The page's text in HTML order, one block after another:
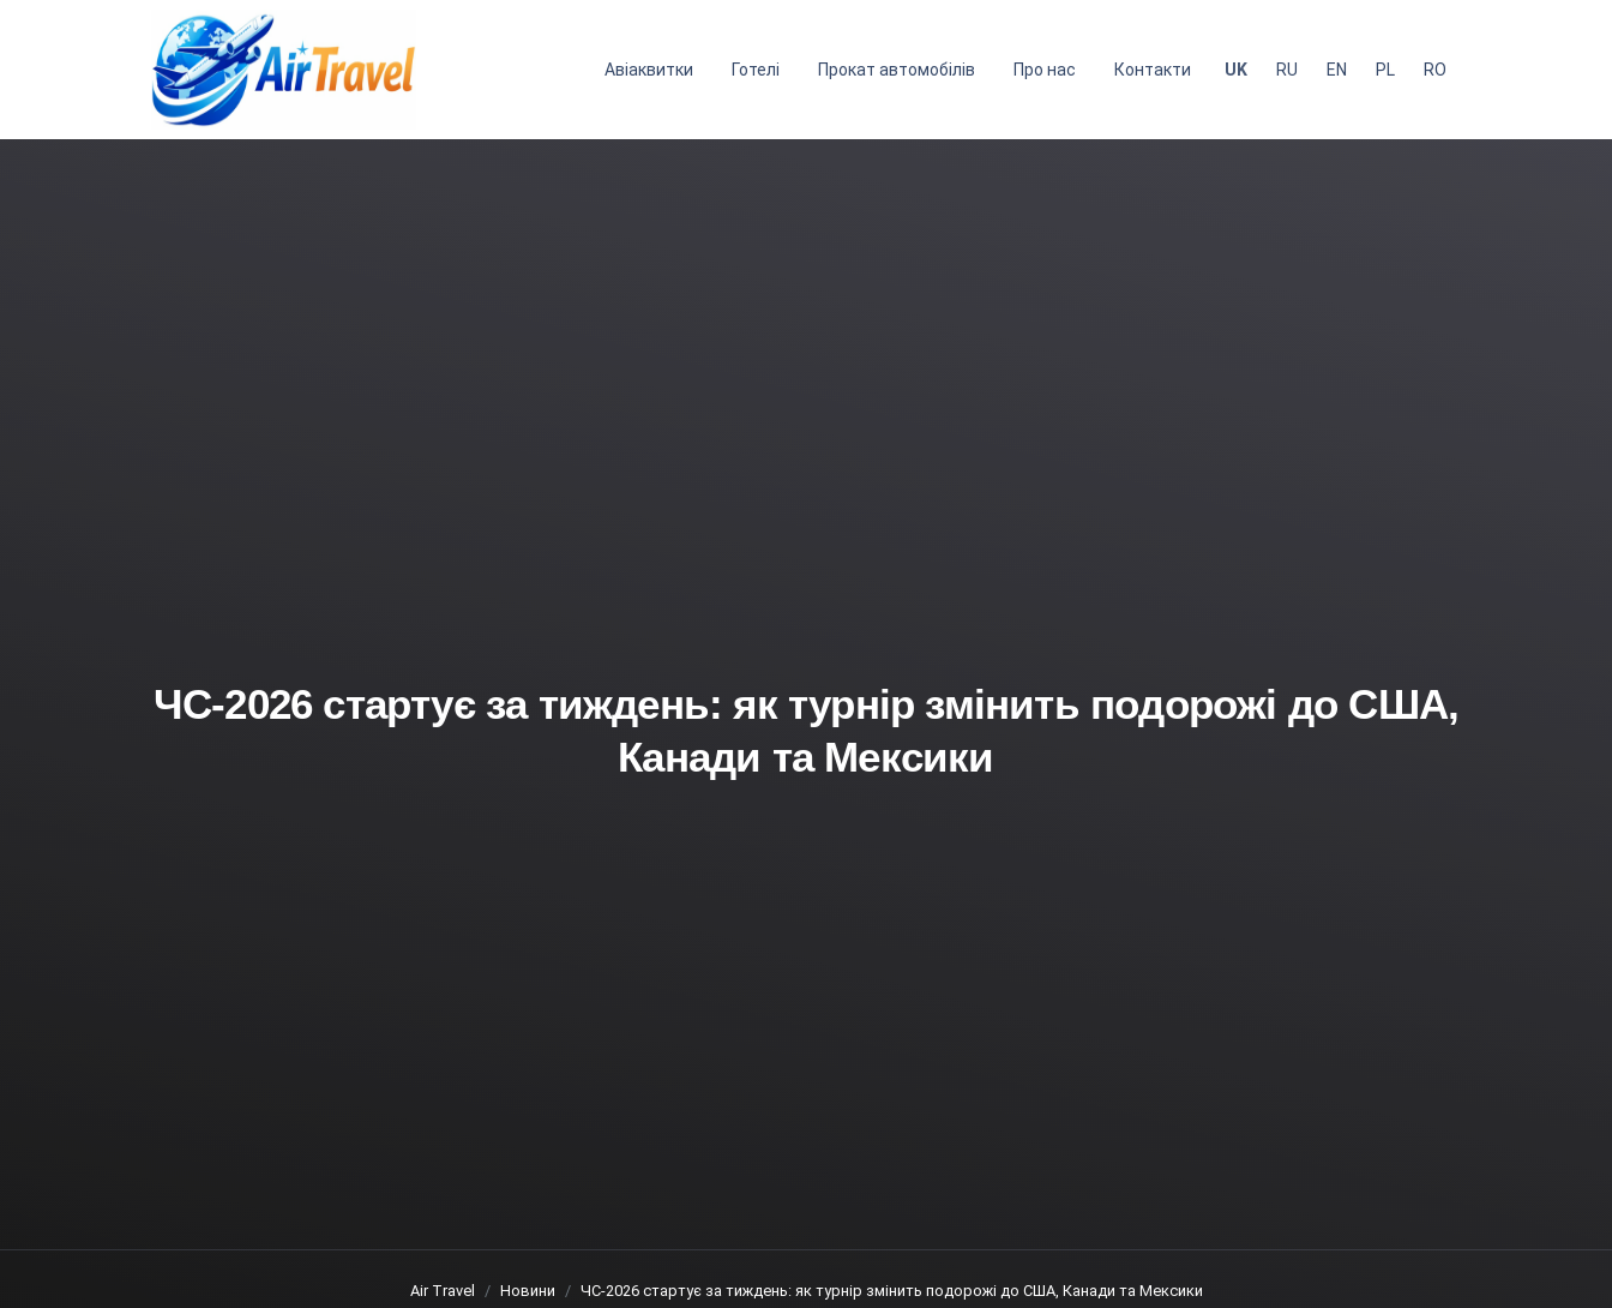
Авіаквитки Готелі Прокат автомобілів Про нас Контакти UK RU EN PL RO
ЧС-2026 стартує за тиждень: як турнір змінить подорожі до США,
Канади та Мексики
Air Travel Новини ЧС-2026 стартує за тиждень: як турнір змінить подорожі до США, Канади та Мексики